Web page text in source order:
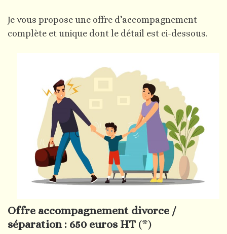
Je vous propose une offre d’accompagnement
complète et unique dont le détail est ci-dessous.
Offre accompagnement divorce /
séparation : 650 euros HT (*)